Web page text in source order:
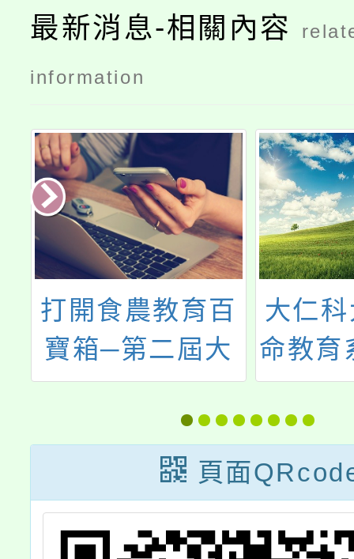
最新消息-相關內容
information
打開食農教育百
寶箱─第二屆大
新竹食農教育論
大仁
命教育
「大
講座活
一輩
一案
教職
頁面